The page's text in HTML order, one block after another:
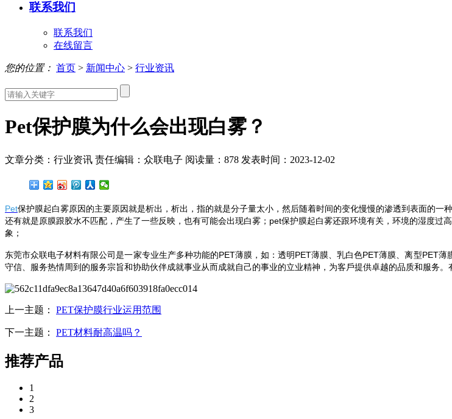
联系我们
联系我们
在线留言
您的位置： 首页 > 新闻中心 > 行业资讯
Pet保护膜为什么会出现白雾？
文章分类：行业资讯 责任编辑：众联电子 阅读量： 878 发表时间：2023-12-02
Pet保护膜起白雾原因的主要原因就是析出，析出，指的就是分子量太小，然后随着时间的变化慢慢的渗透到表面的
还有就是原膜跟胶水不匹配，产生了一些反映，也有可能会出现白雾；pet保护膜起白雾还跟环境有关，环境的湿度
象；
东莞市众联电子材料有限公司是一家专业生产多种功能的PET薄膜，如：透明PET薄膜、乳白色PET薄膜、离型PET
守信、服务热情周到的服务宗旨和协助伙伴成就事业从而成就自己的事业的立业精神，为客戶提供卓越的品质和服务
上一主题： PET保护膜行业运用范围
下一主题： PET材料耐高温吗？
推荐产品
1
2
3